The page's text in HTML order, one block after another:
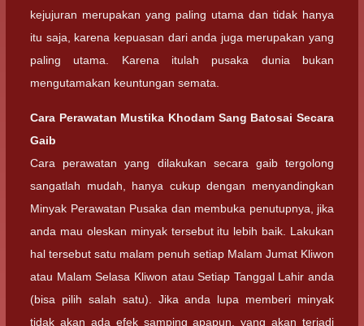
kejujuran merupakan yang paling utama dan tidak hanya
itu saja, karena kepuasan dari anda juga merupakan yang
paling utama. Karena itulah pusaka dunia bukan
mengutamakan keuntungan semata.
Cara Perawatan Mustika Khodam Sang Batosai Secara
Gaib
Cara perawatan yang dilakukan secara gaib tergolong
sangatlah mudah, hanya cukup dengan menyandingkan
Minyak Perawatan Pusaka dan membuka penutupnya, jika
anda mau oleskan minyak tersebut itu lebih baik. Lakukan
hal tersebut satu malam penuh setiap Malam Jumat Kliwon
atau Malam Selasa Kliwon atau Setiap Tanggal Lahir anda
(bisa pilih salah satu). Jika anda lupa memberi minyak
tidak akan ada efek samping apapun, yang akan terjadi